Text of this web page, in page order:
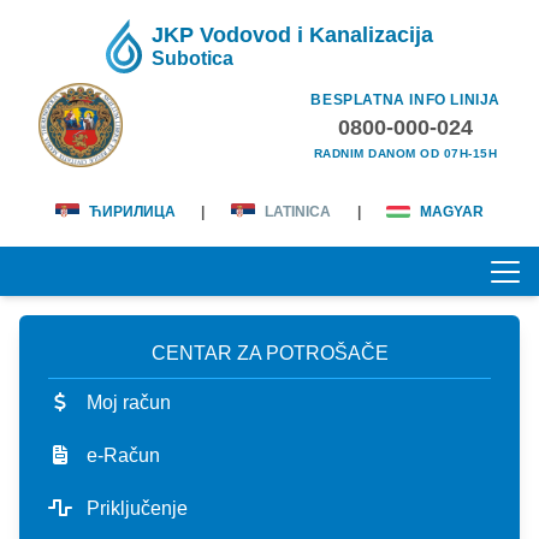
JKP Vodovod i Kanalizacija
Subotica
BESPLATNA INFO LINIJA
0800-000-024
RADNIM DANOM OD 07H-15H
ЋИРИЛИЦА LATINICA MAGYAR
POČETNA
O NAMA
lična karta
KORISNICI
CENTAR ZA POTROŠAČE
Moj račun
e-Račun
Priključenje